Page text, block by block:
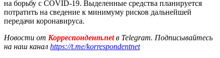
на борьбу с COVID-19. Выделенные средства планируется
потратить на сведение к минимуму рисков дальнейшей
передачи коронавируса.
Новости от Корреспондент.netв Telegram. Подписывайтесь
на наш канал https://t.me/korrespondentnet